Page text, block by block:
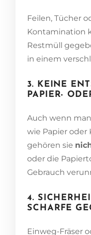
Feilen, Tücher
Kontamination
Restmüll
in einem
3. KEINE
PAPIER-
Auch wenn
wie Papier oder
gehören sie
oder die
Gebrauch
4.
SCHARFE
Einweg-Fräser